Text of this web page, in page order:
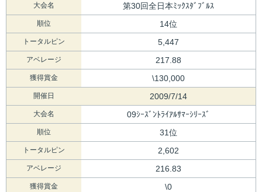
大会名 第30回全日本ﾐｯｸｽﾀﾞﾌﾞﾙｽ
順位 14位
トータルピン 5,447
アベレージ 217.88
獲得賞金 \130,000
開催日 2009/7/14
大会名 09ｼｰｽﾞﾝﾄﾗｲｱﾙｻﾏｰｼﾘｰｽﾞ
順位 31位
トータルピン 2,602
アベレージ 216.83
獲得賞金 \0